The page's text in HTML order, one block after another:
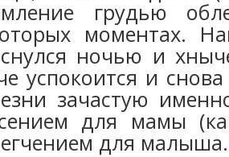
грудью
моментах.
ночью и
успокоится и
зачастую
для мамы
для малыша.